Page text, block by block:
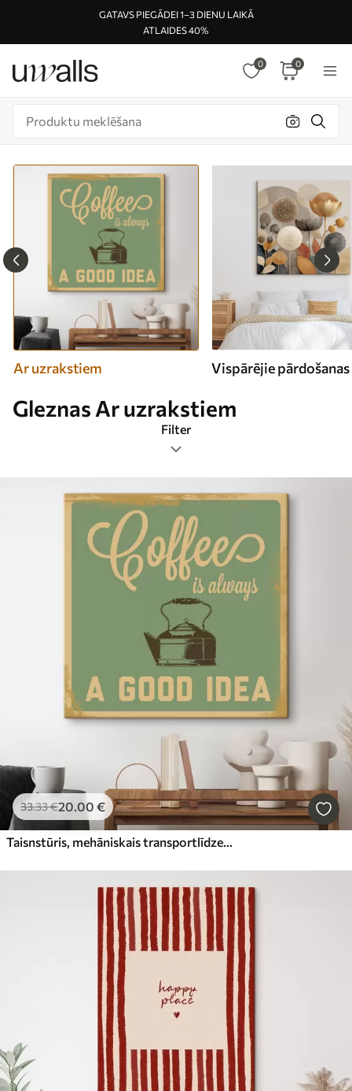
GATAVS PIEGĀDEI 1–3 DIENU LAIKĀ
ATLAIDES 40%
0 0
Ar uzrakstiem Vispārējie
Gleznas Ar uzrakstiem
Filter
Attēlu formāts
Gleznas Ar uzrakstiem
Populārākās
Atiestatīt visu
33.33€20.00 €
Taisnstūris, mehāniskais transportlīdzeklis e fonts